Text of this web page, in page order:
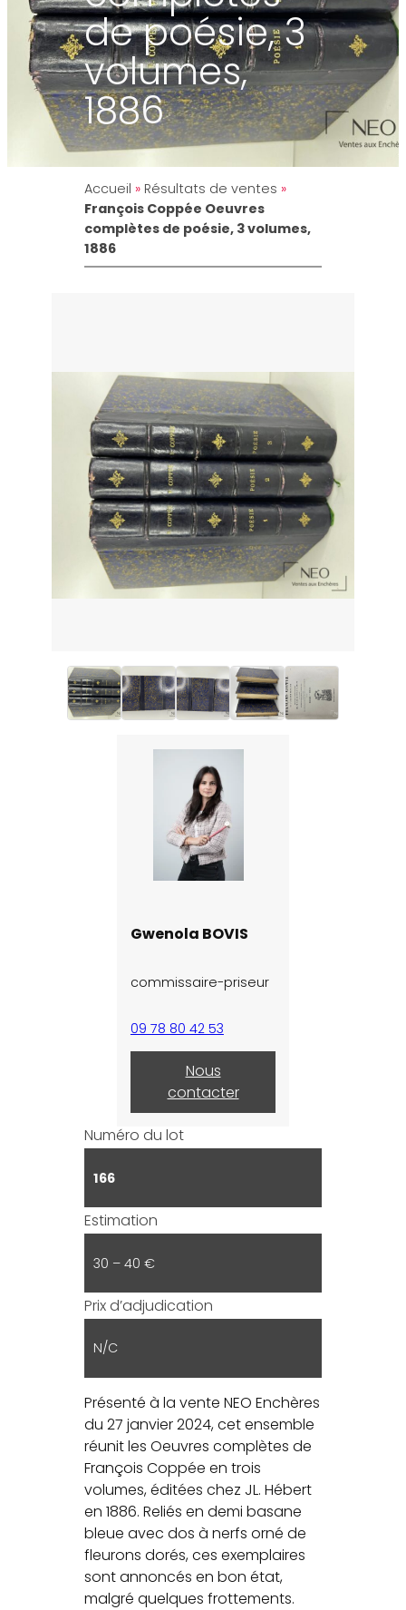
de poésie, 3
volumes,
1886
Accueil » Résultats de ventes »
François Coppée Oeuvres
complètes de poésie, 3 volumes,
1886
Gwenola BOVIS
commissaire-priseur
09 78 80 42 53
Nous
contacter
Numéro du lot
166
Estimation
30 – 40 €
Prix d’adjudication
N/C
Présenté à la vente NEO Enchères
du 27 janvier 2024, cet ensemble
réunit les Oeuvres complètes de
François Coppée en trois
volumes, éditées chez JL. Hébert
en 1886. Reliés en demi basane
bleue avec dos à nerfs orné de
fleurons dorés, ces exemplaires
sont annoncés en bon état,
malgré quelques frottements.